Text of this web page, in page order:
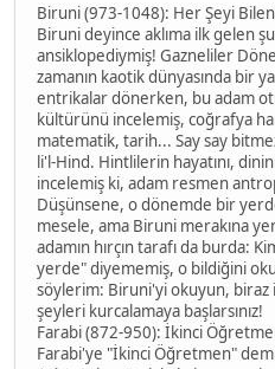
Biruni (973-1048): Her Şeyi
Biruni deyince aklıma ilk gelen
ansiklopediymiş! Gazneliler
zamanın kaotik dünyasında bir
entrikalar dönerken, bu adam
kültürünü incelemiş, coğrafya
matematik, tarih... Say say
li'l-Hind. Hintlilerin hayatını,
incelemiş ki, adam resmen
Düşünsene, o dönemde bir
mesele, ama Biruni merakına
adamın hırçın tarafı da burda:
yerde" diyememiş, o bildiğini
söylerim: Biruni'yi okuyun, biraz
şeyleri kurcalamaya başlarsınız!
Farabi (872-950): İkinci
Farabi'ye "İkinci Öğretmen"